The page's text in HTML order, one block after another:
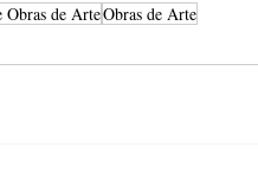
de ArteObras de Arte